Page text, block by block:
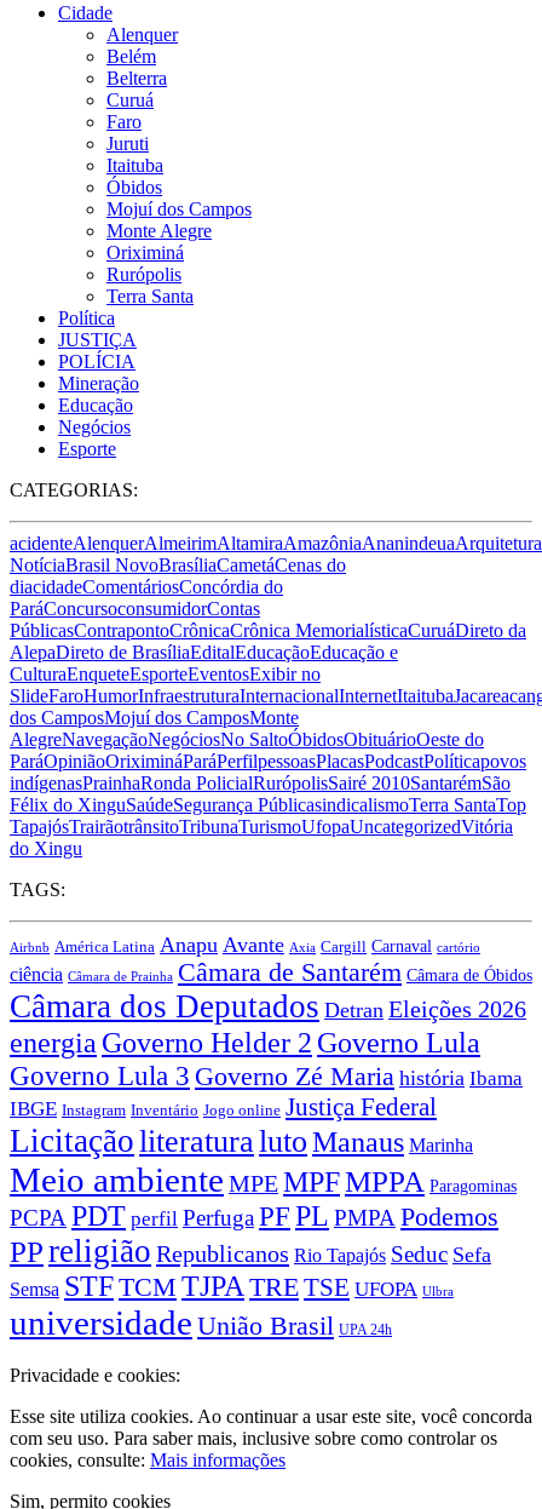
Cidade
Alenquer
Belém
Belterra
Curuá
Faro
Juruti
Itaituba
Óbidos
Mojuí dos Campos
Monte Alegre
Oriximiná
Rurópolis
Terra Santa
Política
JUSTIÇA
POLÍCIA
Mineração
Educação
Negócios
Esporte
CATEGORIAS:
acidenteAlenquerAlmeirimAltamiraAmazôniaAnanindeuaArquitetura
NotíciaBrasil NovoBrasíliaCametáCenas do
diacidadeComentáriosConcórdia do
ParáConcursoconsumidorContas
PúblicasContrapontoCrônicaCrônica MemorialísticaCuruáDireto da
AlepaDireto de BrasíliaEditalEducaçãoEducação e
CulturaEnqueteEsporteEventosExibir no
SlideFaroHumorInfraestruturaInternacionalInternetItaituba
dos CamposMojuí dos CamposMonte
AlegreNavegaçãoNegóciosNo SaltoÓbidosObituárioOeste do
ParáOpiniãoOriximináParáPerfilpessoasPlacasPodcastPolíticapovos
indígenasPrainhaRonda PolicialRurópolisSairé 2010SantarémSão
Félix do XinguSaúdeSegurança PúblicasindicalismoTerra SantaTop
TapajósTrairãotrânsitoTribunaTurismoUfopaUncategorizedVitória
do Xingu
TAGS:
Airbnb América Latina Anapu Avante Axia Cargill Carnaval cartório
ciência Câmara de Prainha Câmara de Santarém Câmara de Óbidos
Câmara dos Deputados Detran Eleições 2026
energia Governo Helder 2 Governo Lula
Governo Lula 3 Governo Zé Maria história Ibama
IBGE Instagram Inventário Jogo online Justiça Federal
LicitaçãoliteraturalutoManaus Marinha
Meio ambiente MPEMPFMPPA Paragominas
PCPA PDT perfil PerfugaPFPL PMPA Podemos
PPreligião Republicanos Rio Tapajós Seduc Sefa
Semsa STFTCM TJPA TRETSE UFOPA Ulbra
universidade União Brasil UPA 24h
Privacidade e cookies:
Esse site utiliza cookies. Ao continuar a usar este site, você concorda
com seu uso. Para saber mais, inclusive sobre como controlar os
cookies, consulte: Mais informações
Sim, permito cookies